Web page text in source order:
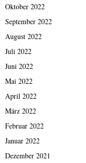
Oktober 2022
September 2022
August 2022
Juli 2022
Juni 2022
Mai 2022
April 2022
März 2022
Februar 2022
Januar 2022
Dezember 2021